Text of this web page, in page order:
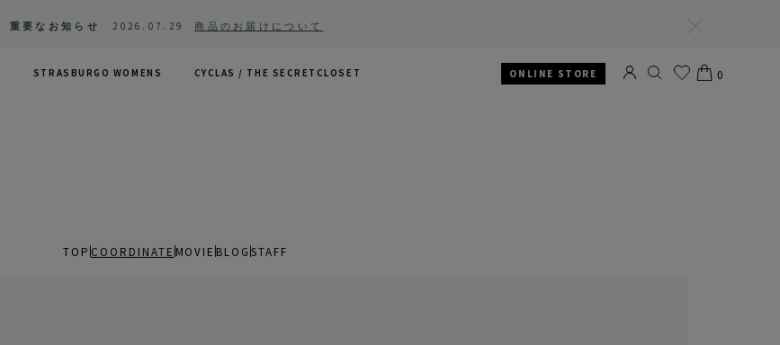
重要なお知らせ 2026.07.29
商品のお届けについて
る
STRASBURGO WOMENS CYCLAS / THE SECRETCLOSET ONLINE STORE 0
TOP COORDINATE MOVIE BLOG STAFF